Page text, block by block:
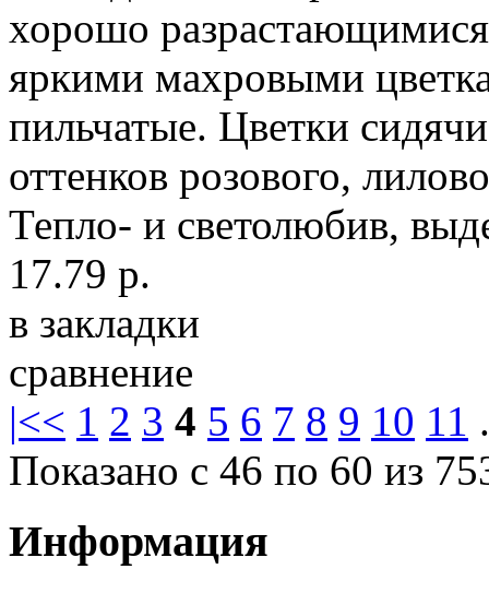
хорошо
яркими махровыми
пильчатые. Цветки
оттенков розового,
Тепло- и светолюбив,
17.79 р.
в закладки
сравнение
|<< 1 2 3 4 5 6 7 8 9 10 11
Показано с 46 по 60 из
Информация